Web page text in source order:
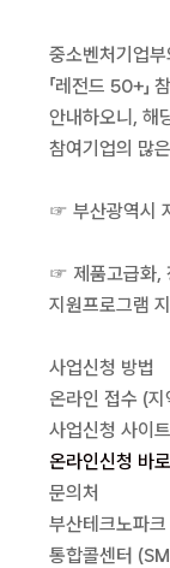
중소벤처기업
「레전드 50+」
안내하오니, 해
참여기업의 많
☞ 부산광역시
☞ 제품고급화,
지원프로그램
사업신청 방법
온라인 접수 (
사업신청 사이트
온라인신청 바로
문의처
부산테크노파
통합콜센터